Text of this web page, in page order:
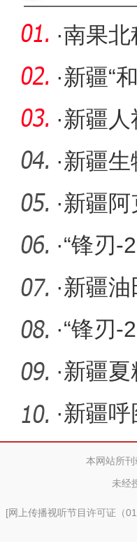
·南果北
香果获
·新疆“
·新疆
训动员
·新疆
·新疆阿
港湾”
·“锋刃-
里的中
·新疆
·“锋刃-
开幕
·新疆
·新疆
立方米
本网站所
未经
[网上传播视听节目许可证（